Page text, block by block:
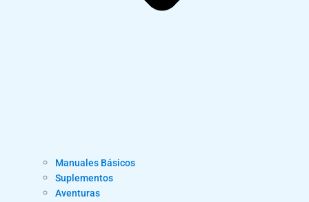
Manuales Básicos
Suplementos
Aventuras